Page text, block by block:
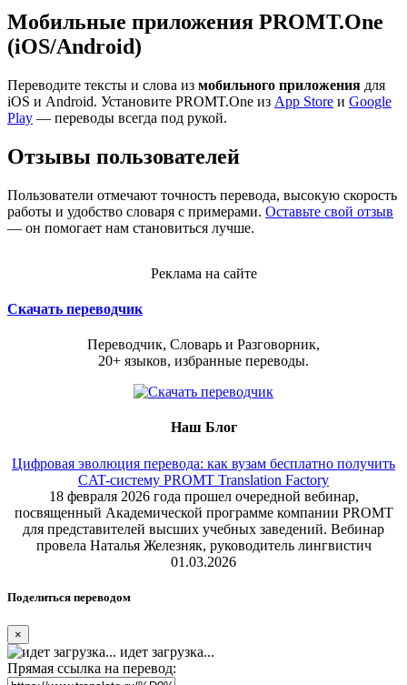
Мобильные приложения PROMT.One
(iOS/Android)
Переводите тексты и слова из мобильного приложения для
iOS и Android. Установите PROMT.One из App Store и Google
Play — переводы всегда под рукой.
Отзывы пользователей
Пользователи отмечают точность перевода, высокую скорость
работы и удобство словаря с примерами. Оставьте свой отзыв
— он помогает нам становиться лучше.
Реклама на сайте
Скачать переводчик
Переводчик, Словарь и Разговорник,
20+ языков, избранные переводы.
Наш Блог
Цифровая эволюция перевода: как вузам бесплатно получить
CAT-систему PROMT Translation Factory
18 февраля 2026 года прошел очередной вебинар,
посвященный Академической программе компании PROMT
для представителей высших учебных заведений. Вебинар
провела Наталья Железняк, руководитель лингвистич
01.03.2026
Поделиться переводом
×
идет загрузка...
Прямая ссылка на перевод: